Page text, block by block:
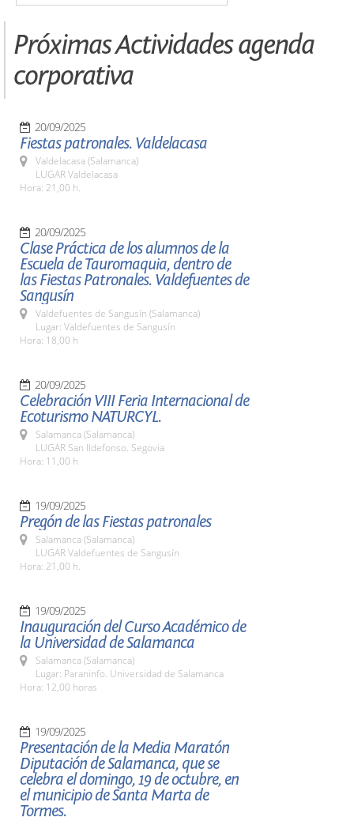
Próximas Actividades agenda
corporativa
20/09/2025
Fiestas patronales. Valdelacasa
Valdelacasa (Salamanca)
LUGAR Valdelacasa
Hora: 21,00 h.
20/09/2025
Clase Práctica de los alumnos de la
Escuela de Tauromaquia, dentro de
las Fiestas Patronales. Valdefuentes de
Sangusín
Valdefuentes de Sangusín (Salamanca)
Lugar: Valdefuentes de Sangusín
Hora: 18,00 h
20/09/2025
Celebración VIII Feria Internacional de
Ecoturismo NATURCYL.
Salamanca (Salamanca)
LUGAR San Ildefonso. Segovia
Hora: 11,00 h
19/09/2025
Pregón de las Fiestas patronales
Salamanca (Salamanca)
LUGAR Valdefuentes de Sangusín
Hora: 21,00 h.
19/09/2025
Inauguración del Curso Académico de
la Universidad de Salamanca
Salamanca (Salamanca)
Lugar: Paraninfo. Universidad de Salamanca
Hora: 12,00 horas
19/09/2025
Presentación de la Media Maratón
Diputación de Salamanca, que se
celebra el domingo, 19 de octubre, en
el municipio de Santa Marta de
Tormes.